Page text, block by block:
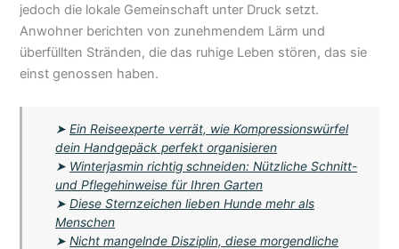
jedoch die lokale Gemeinschaft unter Druck setzt.
Anwohner berichten von zunehmendem Lärm und
überfüllten Stränden, die das ruhige Leben stören, das sie
einst genossen haben.
➤Ein Reiseexperte verrät, wie Kompressionswürfel
dein Handgepäck perfekt organisieren
➤ Winterjasmin richtig schneiden: Nützliche Schnitt-
und Pflegehinweise für Ihren Garten
➤Diese Sternzeichen lieben Hunde mehr als
Menschen
➤Nicht mangelnde Disziplin, diese morgendliche